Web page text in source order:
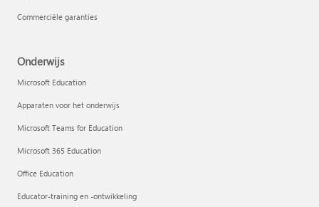
Commerciële garanties
Onderwijs
Microsoft Education
Apparaten voor het onderwijs
Microsoft Teams for Education
Microsoft 365 Education
Office Education
Educator-training en -ontwikkeling